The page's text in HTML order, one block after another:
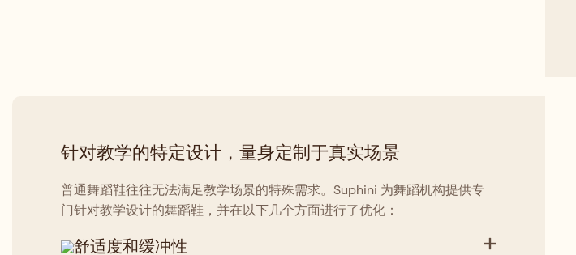
针对教学的特定设计，量身定制于真实场景
普通舞蹈鞋往往无法满足教学场景的特殊需求。Suphini 为舞蹈机构提供专
门针对教学设计的舞蹈鞋，并在以下几个方面进行了优化：
舒适度和缓冲性